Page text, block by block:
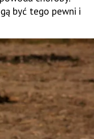
być tego pewni i